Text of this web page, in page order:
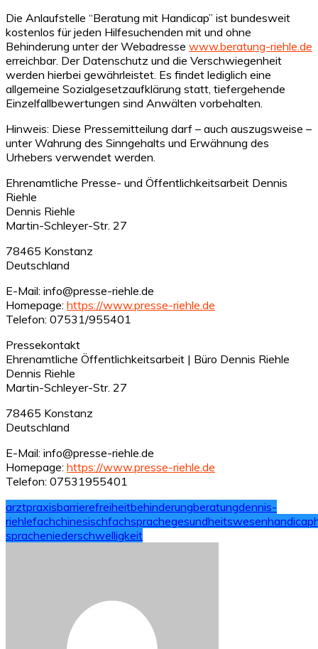
Die Anlaufstelle “Beratung mit Handicap” ist bundesweit
kostenlos für jeden Hilfesuchenden mit und ohne
Behinderung unter der Webadresse www.beratung-riehle.de
erreichbar. Der Datenschutz und die Verschwiegenheit
werden hierbei gewährleistet. Es findet lediglich eine
allgemeine Sozialgesetzaufklärung statt, tiefergehende
Einzelfallbewertungen sind Anwälten vorbehalten.
Hinweis: Diese Pressemitteilung darf – auch auszugsweise –
unter Wahrung des Sinngehalts und Erwähnung des
Urhebers verwendet werden.
Ehrenamtliche Presse- und Öffentlichkeitsarbeit Dennis
Riehle
Dennis Riehle
Martin-Schleyer-Str. 27
78465 Konstanz
Deutschland
E-Mail: info@presse-riehle.de
Homepage: https://www.presse-riehle.de
Telefon: 07531/955401
Pressekontakt
Ehrenamtliche Öffentlichkeitsarbeit | Büro Dennis Riehle
Dennis Riehle
Martin-Schleyer-Str. 27
78465 Konstanz
Deutschland
E-Mail: info@presse-riehle.de
Homepage: https://www.presse-riehle.de
Telefon: 07531955401
arztpraxisbarrierefreiheitbehinderungberatungdennis-
riehlefachchinesischfachsprachegesundheitswesenhandicap
spracheniederschwelligkeit